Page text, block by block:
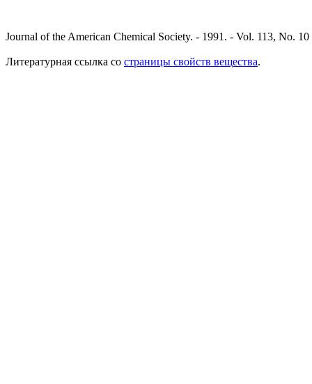
Journal of the American Chemical Society. - 1991. - Vol. 113, No. 10
Литературная ссылка со страницы свойств вещества.